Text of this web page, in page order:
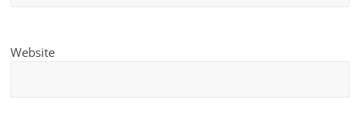
Website